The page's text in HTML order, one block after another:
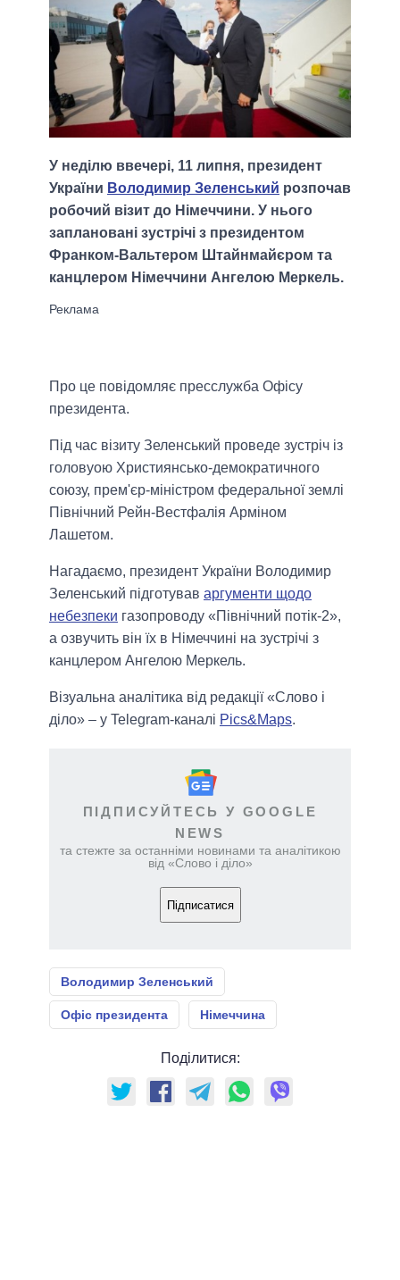
У неділю ввечері, 11 липня, президент
України Володимир Зеленський розпочав
робочий візит до Німеччини. У нього
заплановані зустрічі з президентом
Франком-Вальтером Штайнмайєром та
канцлером Німеччини Ангелою Меркель.
Про це повідомляє пресслужба Офісу
президента.
Під час візиту Зеленський проведе зустріч із
головуою Християнсько-демократичного
союзу, прем'єр-міністром федеральної землі
Північний Рейн-Вестфалія Арміном
Лашетом.
Нагадаємо, президент України Володимир
Зеленський підготував аргументи щодо
небезпеки газопроводу «Північний потік-2»,
а озвучить він їх в Німеччині на зустрічі з
канцлером Ангелою Меркель.
Візуальна аналітика від редакції «Слово і
діло» – у Telegram-каналі Pics&Maps.
ПІДПИСУЙТЕСЬ У GOOGLE
NEWS
та стежте за останніми новинами та аналітикою
від «Слово і діло»
Підписатися
Володимир Зеленський
Офіс президента Німеччина
Поділитися: